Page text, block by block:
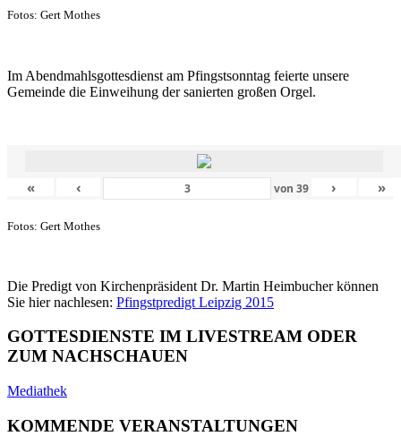
Fotos: Gert Mothes
Im Abendmahlsgottesdienst am Pfingstsonntag feierte unsere
Gemeinde die Einweihung der sanierten großen Orgel.
« ‹ von39 › »
Fotos: Gert Mothes
Die Predigt von Kirchenpräsident Dr. Martin Heimbucher können
Sie hier nachlesen: Pfingstpredigt Leipzig 2015
GOTTESDIENSTE IM LIVESTREAM ODER
ZUM NACHSCHAUEN
Mediathek
KOMMENDE VERANSTALTUNGEN